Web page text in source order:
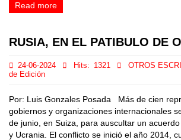
Read more
RUSIA, EN EL PATIBULO DE
24-06-2024 Hits: 1321 OTROS
de Edición
Por: Luis Gonzales Posada Más de cien
gobiernos y organizaciones internacionales
de junio, en Suiza, para auscultar un
y Ucrania. El conflicto se inició el año 2014,